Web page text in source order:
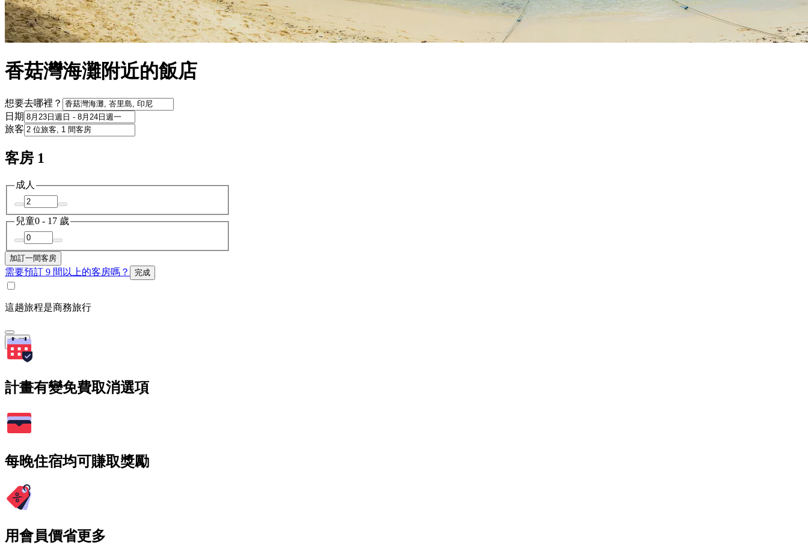
香菇灣海灘附近的飯店
想要去哪裡？
日期
旅客
客房 1
成人
兒童0 - 17 歲
加訂一間客房
需要預訂 9 間以上的客房嗎？ 完成
這趟旅程是商務旅行
搜尋
計畫有變免費取消選項
每晚住宿均可賺取獎勵
用會員價省更多